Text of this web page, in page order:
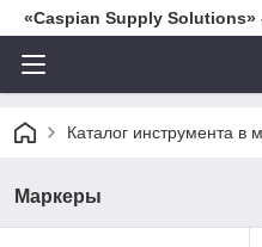
«Caspian Supply Solutions»
Каталог инструмента в
Маркеры